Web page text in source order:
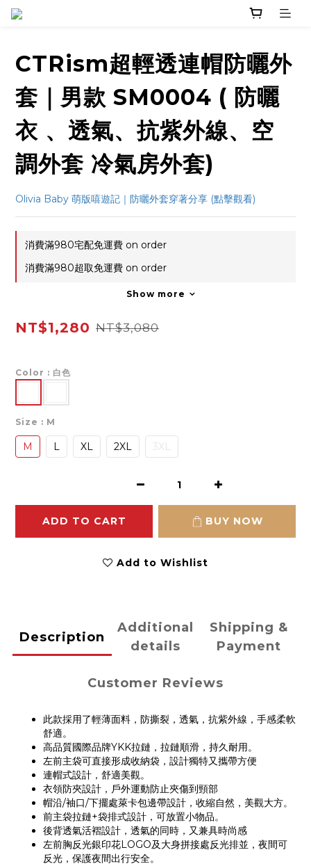
CTRism超輕透連帽防曬外
套｜男款 SM0004 ( 防曬
衣 、透氣、抗紫外線、空
調外套 冷氣房外套)
Olivia Baby 萌版嘻遊記｜防曬外套穿著分享 (點擊觀看)
消費滿980宅配免運費 on order
消費滿980超取免運費 on order
Show more
NT$1,280 NT$3,080
Color : 白色
Size : M
M L XL 2XL 3XL
ADD TO CART BUY NOW
Add to Wishlist
Description
Additional
details
Shipping &
Payment
Customer Reviews
此款採用了輕薄面料，防撕裂，透氣，抗紫外線，手感柔軟
舒適。
高品質國際品牌YKK拉鏈，拉鏈順滑，持久耐用。
左前主袋可直接形成收納袋，設計獨特又攜帶方便
連帽式設計，舒適美觀。
衣領防夾設計，戶外運動防止夾傷到頸部
帽沿/袖口/下擺處萊卡包邊帶設計，收縮自然，美觀大方。
前主袋拉鏈+袋排式設計，可放置小物品。
後背透氣活褶設計，透氣的同時，又兼具時尚感
左前胸反光銀印花LOGO及大身拼接處反光排並，夜間可
反光，保護夜間出行安全。